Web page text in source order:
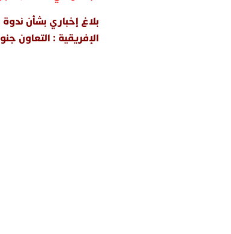
بلاغ إخباري بشأن
الإفريقية : التعاون